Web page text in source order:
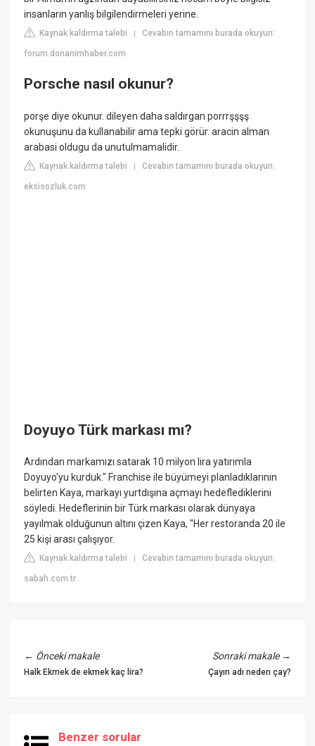
insanların yanlış bilgilendirmeleri yerine.
Kaynak kaldırma talebi |Cevabın tamamını burada okuyun:
forum.donanimhaber.com
Porsche nasıl okunur?
porşe diye okunur. dileyen daha saldırgan porrrşşşş
okunuşunu da kullanabilir ama tepki görür. aracin alman
arabasi oldugu da unutulmamalidir.
Kaynak kaldırma talebi |Cevabın tamamını burada okuyun:
eksisozluk.com
Doyuyo Türk markası mı?
Ardından markamızı satarak 10 milyon lira yatırımla
Doyuyo'yu kurduk." Franchise ile büyümeyi planladıklarının
belirten Kaya, markayı yurtdışına açmayı hedeflediklerini
söyledi. Hedeflerinin bir Türk markası olarak dünyaya
yayılmak olduğunun altını çizen Kaya, "Her restoranda 20 ile
25 kişi arası çalışıyor.
Kaynak kaldırma talebi |Cevabın tamamını burada okuyun:
sabah.com.tr
← Önceki makale
Halk Ekmek de ekmek kaç lira?
Sonraki makale→
Çayın adı neden çay?
Benzer sorular